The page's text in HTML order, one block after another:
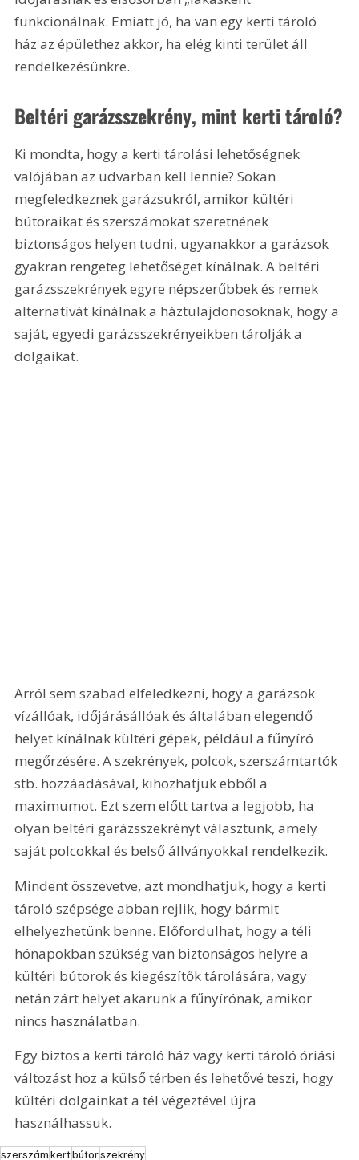
funkcionálnak. Emiatt jó, ha van egy kerti tároló
ház az épülethez akkor, ha elég kinti terület áll
rendelkezésünkre.
Beltéri garázsszekrény, mint kerti tároló?
Ki mondta, hogy a kerti tárolási lehetőségnek
valójában az udvarban kell lennie? Sokan
megfeledkeznek garázsukról, amikor kültéri
bútoraikat és szerszámokat szeretnének
biztonságos helyen tudni, ugyanakkor a garázsok
gyakran rengeteg lehetőséget kínálnak. A beltéri
garázsszekrények egyre népszerűbbek és remek
alternatívát kínálnak a háztulajdonosoknak, hogy a
saját, egyedi garázsszekrényeikben tárolják a
dolgaikat.
Arról sem szabad elfeledkezni, hogy a garázsok
vízállóak, időjárásállóak és általában elegendő
helyet kínálnak kültéri gépek, például a fűnyíró
megőrzésére. A szekrények, polcok, szerszámtartók
stb. hozzáadásával, kihozhatjuk ebből a
maximumot. Ezt szem előtt tartva a legjobb, ha
olyan beltéri garázsszekrényt választunk, amely
saját polcokkal és belső állványokkal rendelkezik.
Mindent összevetve, azt mondhatjuk, hogy a kerti
tároló szépsége abban rejlik, hogy bármit
elhelyezhetünk benne. Előfordulhat, hogy a téli
hónapokban szükség van biztonságos helyre a
kültéri bútorok és kiegészítők tárolására, vagy
netán zárt helyet akarunk a fűnyírónak, amikor
nincs használatban.
Egy biztos a kerti tároló ház vagy kerti tároló óriási
változást hoz a külső térben és lehetővé teszi, hogy
kültéri dolgainkat a tél végeztével újra
használhassuk.
szerszámkertbútorszekrény